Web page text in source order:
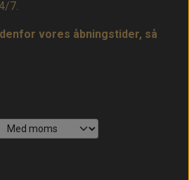
7.
vores åbningstider, så